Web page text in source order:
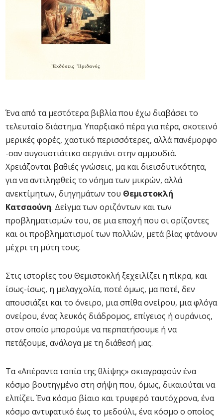
Ένα από τα μεστότερα βιβλία που έχω διαβάσει το
τελευταίο διάστημα. Υπαρξιακό πέρα για πέρα, σκοτεινό
μερικές φορές, χαοτικό περισσότερες, αλλά πανέμορφο
-σαν αυγουστιάτικο σεργιάνι στην αμμουδιά.
Χρειάζονται βαθιές γνώσεις, μα και διεισδυτικότητα,
για να αντιληφθείς το νόημα των μικρών, αλλά
ανεκτίμητων, διηγημάτων του Θεμιστοκλή
Κατσαούνη. Δείγμα των οριζόντων και των
προβληματισμών του, σε μια εποχή που οι ορίζοντες
και οι προβληματισμοί των πολλών, μετά βίας φτάνουν
μέχρι τη μύτη τους.
Στις ιστορίες του Θεμιστοκλή ξεχειλίζει η πίκρα, και
ίσως-ίσως, η μελαγχολία, ποτέ όμως, μα ποτέ, δεν
απουσιάζει και το όνειρο, μια σπίθα ονείρου, μια φλόγα
ονείρου, ένας λευκός διάδρομος, επίγειος ή ουράνιος,
στον οποίο μπορούμε να περπατήσουμε ή να
πετάξουμε, ανάλογα με τη διάθεσή μας.
Τα «Απέραντα τοπία της θλίψης» σκιαγραφούν ένα
κόσμο βουτηγμένο στη σήψη που, όμως, δικαιούται να
ελπίζει. Ένα κόσμο βίαιο και τρυφερό ταυτόχρονα, ένα
κόσμο αντιφατικό έως το μεδούλι, ένα κόσμο ο οποίος